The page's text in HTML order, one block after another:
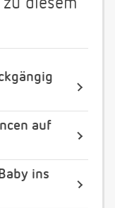
diesem
auf
ins